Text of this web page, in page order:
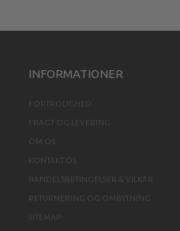
INFORMATIONER
FORTROLIGHED
FRAGT OG LEVERING
OM OS
KONTAKT OS
HANDELSBETINGELSER & VILKÅR
RETURNERING OG OMBYTNING
SITEMAP